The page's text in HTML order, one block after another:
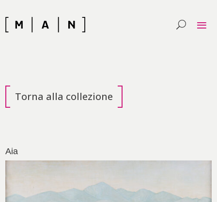
content
Torna alla collezione
Aia